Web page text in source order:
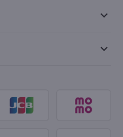
keyboard_arrow_down
keyboard_arrow_down